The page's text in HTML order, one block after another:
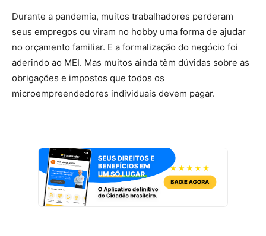
Durante a pandemia, muitos trabalhadores perderam
seus empregos ou viram no hobby uma forma de ajudar
no orçamento familiar. E a formalização do negócio foi
aderindo ao MEI. Mas muitos ainda têm dúvidas sobre as
obrigações e impostos que todos os
microempreendedores individuais devem pagar.